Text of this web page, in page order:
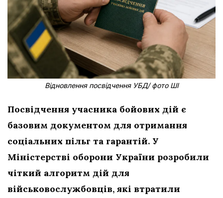
Відновлення посвідчення УБД/ фото ШІ
Посвідчення учасника бойових дій є
базовим документом для отримання
соціальних пільг та гарантій. У
Міністерстві оборони України розробили
чіткий алгоритм дій для
військовослужбовців, які втратили